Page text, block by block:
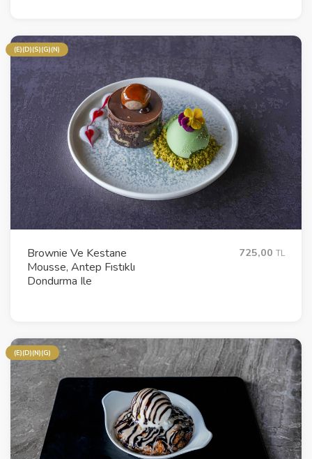
(E)(D)(S)(G)(N)
Brownie Ve Kestane
Mousse, Antep Fıstıklı
Dondurma Ile
725,00 TL
(E)(D)(N)(G)